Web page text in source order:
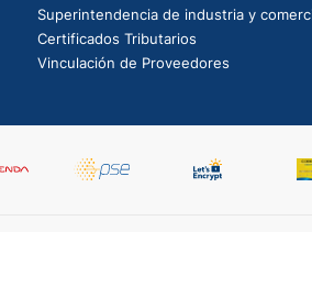
Superintendencia de industria y
Certificados Tributarios
Vinculación de Proveedores